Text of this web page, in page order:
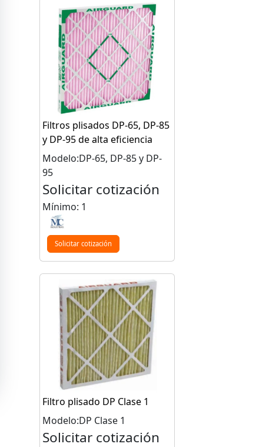
Filtros plisados DP-65, DP-85
y DP-95 de alta eficiencia
Modelo:DP-65, DP-85 y DP-
95
Solicitar cotización
Mínimo: 1
Solicitar cotización
Filtro plisado DP Clase 1
Modelo:DP Clase 1
Solicitar cotización